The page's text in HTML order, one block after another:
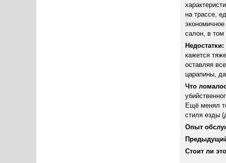
на трассе,
салон, в том
Недостатки:
кажется
оставляя
царапины,
Что
Ещё менял
стиля езды
Опыт
Стоит ли